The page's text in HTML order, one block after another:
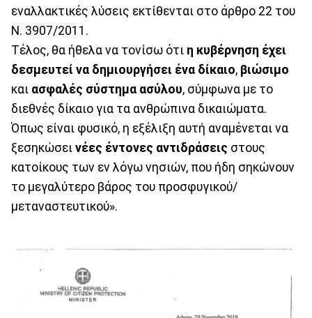
εναλλακτικές λύσεις εκτίθενται στο άρθρο 22 του
Ν. 3907/2011.
Τέλος, θα ήθελα να τονίσω ότι η κυβέρνηση έχει
δεσμευτεί να δημιουργήσει ένα δίκαιο, βιώσιμο
και ασφαλές σύστημα ασύλου, σύμφωνα με το
διεθνές δίκαιο για τα ανθρώπινα δικαιώματα.
Όπως είναι φυσικό, η εξέλιξη αυτή αναμένεται να
ξεσηκώσει νέες έντονες αντιδράσεις στους
κατοίκους των εν λόγω νησιών, που ήδη σηκώνουν
το μεγαλύτερο βάρος του προσφυγικού/
μεταναστευτικού».